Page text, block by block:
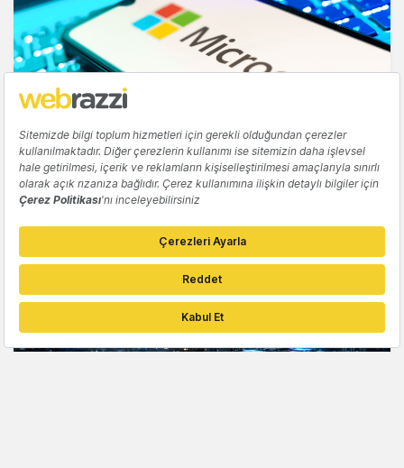
TEKNOLOJI
Microsoft, geleneksel uygulamaların yerini
alan yapay zeka platformu Project
Solara'yı tanıttı
İdil Dilber